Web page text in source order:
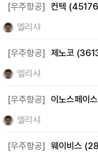
[우주항공] 컨텍
엘리샤
[우주항공] 제노코
엘리샤
[우주항공]
이노스페이
엘리샤
[우주항공] 웨이비스